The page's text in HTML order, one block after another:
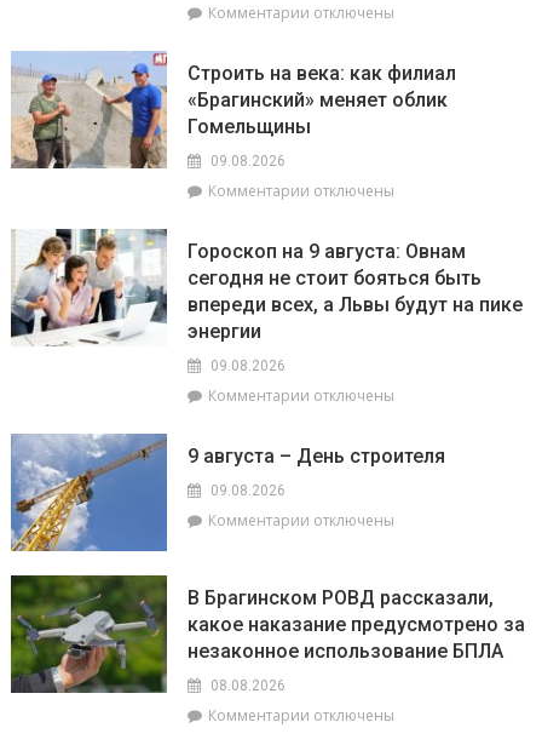
августа
отключения
электроэнергии
Комментарии к
Гомельщине
зафиксировано
появление
–
полыннолистной
отключены
Строить на века: как филиал
«Брагинский» меняет облик
Гомельщины
09.08.2026
Комментарии к
на
века:
как
облик
отключены
Гороскоп на 9 августа: Овнам
сегодня не стоит бояться быть
впереди всех, а Львы будут на пике
энергии
09.08.2026
Комментарии к
на
Овнам
стоит
бояться
быть
а
отключены
9 августа – День строителя
09.08.2026
Комментарии к
августа
–
День
строителя
отключены
В Брагинском РОВД рассказали,
какое наказание предусмотрено за
незаконное использование БПЛА
08.08.2026
Комментарии котключены